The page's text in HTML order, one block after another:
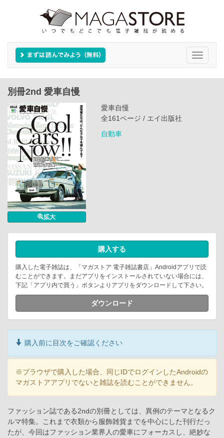
Toggle
別冊2nd 愛車自慢
拡大
愛車自慢
全161ページ / エイ出版社
自動車
購入する
購入した電子雑誌は、「マガストア 電子雑誌書店」Androidアプリで読
むことができます。まだアプリをインストールされていない場合には、
下記「アプリ内で買う」ボタンよりアプリをダウンロードして下さい。
ダウンロード
購入前に目次をご確認ください
※ブラウザで購入した場合、同じIDでログインしたAndroidの
マガストアアプリでないと雑誌を読むことができません。
ファッション誌である2ndの別冊としては、異例のテーマとなるク
ルマ特集。これまで衣類から服飾雑貨までを中心にした刊行だっ
たが、今回はファッション業界人の愛車にフォーカスし、絶妙な